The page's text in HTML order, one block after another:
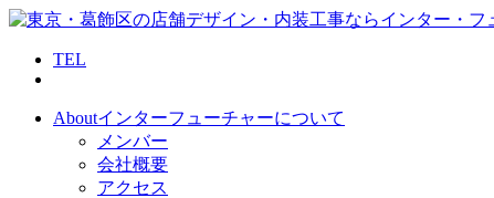
TEL
Aboutインターフューチャーについて
メンバー
会社概要
アクセス